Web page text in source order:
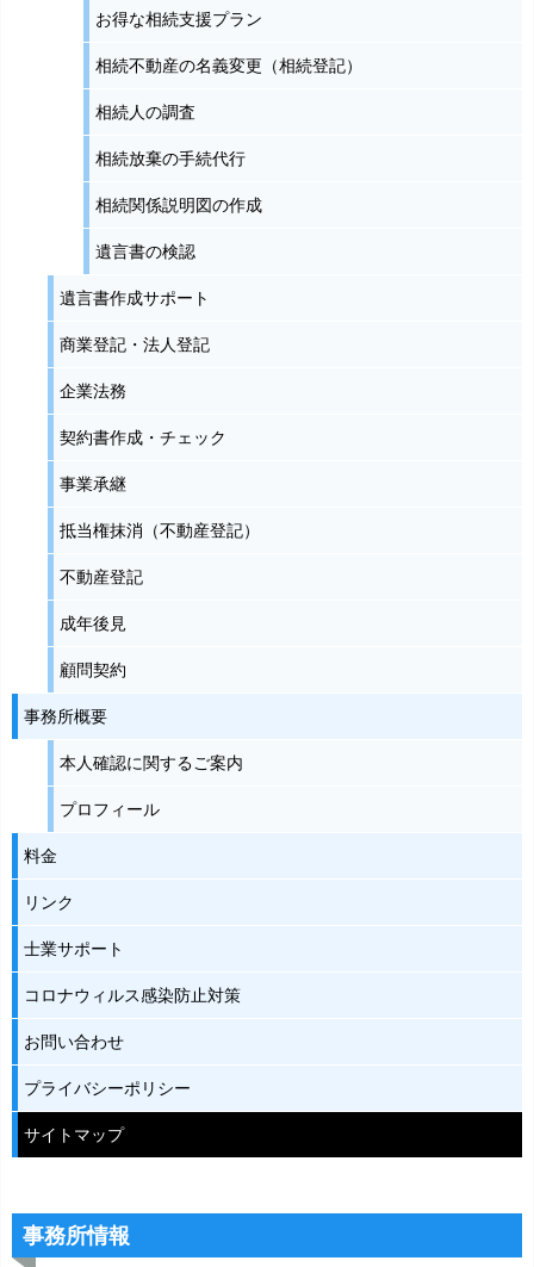
お得な相続支援プラン
相続不動産の名義変更（相続登記）
相続人の調査
相続放棄の手続代行
相続関係説明図の作成
遺言書の検認
遺言書作成サポート
商業登記・法人登記
企業法務
契約書作成・チェック
事業承継
抵当権抹消（不動産登記）
不動産登記
成年後見
顧問契約
事務所概要
本人確認に関するご案内
プロフィール
料金
リンク
士業サポート
コロナウィルス感染防止対策
お問い合わせ
プライバシーポリシー
サイトマップ
事務所情報